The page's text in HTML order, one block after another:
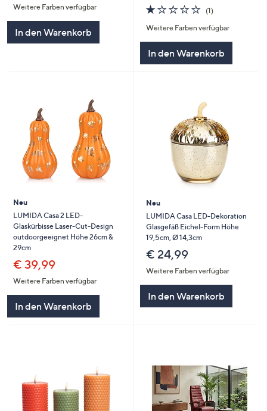
Weitere Farben verfügbar
In den Warenkorb
1.0
von
5
(1)
Weitere Farben verfügbar
In den Warenkorb
Neu
LUMIDA Casa 2 LED-
Glaskürbisse Laser-Cut-Design
outdoorgeeignet Höhe 26cm &
29cm
€ 39,99
Weitere Farben verfügbar
In den Warenkorb
Neu
LUMIDA Casa LED-Dekoration
Glasgefäß Eichel-Form Höhe
19,5cm, Ø 14,3cm
€ 24,99
Weitere Farben verfügbar
In den Warenkorb